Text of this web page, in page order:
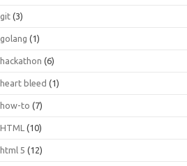
git (3)
golang (1)
hackathon (6)
heart bleed (1)
how-to (7)
HTML (10)
html 5 (12)